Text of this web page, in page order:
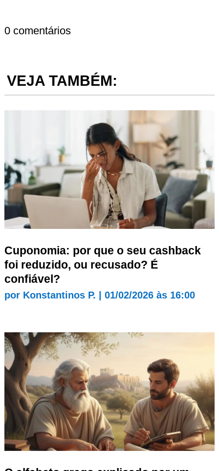
0 comentários
VEJA TAMBÉM:
Cuponomia: por que o seu cashback
foi reduzido, ou recusado? É
confiável?
por Konstantinos P. 01/02/2026 às 16:00